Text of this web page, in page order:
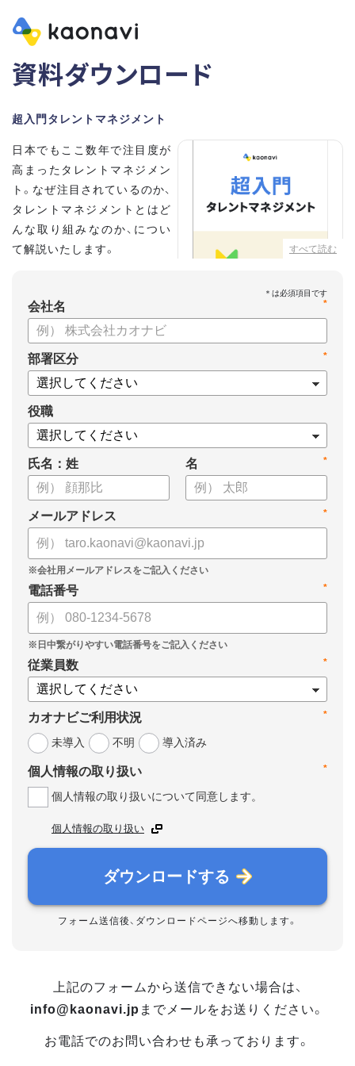
資料ダウンロード
超入門タレントマネジメント
すべて読む
日本でもここ数年で注目度が
高まったタレントマネジメン
ト。なぜ注目されているのか、
タレントマネジメントとはど
んな取り組みなのか、につい
て解説いたします。
・タレントマネジメントが注
目される背景
・タレントマネジメントの定義
・タレントマネジメントの目的
・タレントマネジメントのメリット・効果
・タレントマネジメントの実績・事例
・タレントマネジメントツールの選び方
についてまとめましたので、ぜひお役立てください。
*
会社名
*
部署区分
役職
氏名：姓 *
名
*
メールアドレス
*
電話番号
*
従業員数
*
カオナビご利用状況
未導入
不明 導入済み
*
個人情報の取り扱い
個人情報の取り扱いについて同意します。
個人情報の取り扱い
ダウンロードする
フォーム送信後、ダウンロードページへ移動します。
上記のフォームから送信できない場合は、
info@kaonavi.jp までメールをお送りください。
お電話でのお問い合わせも承っております。